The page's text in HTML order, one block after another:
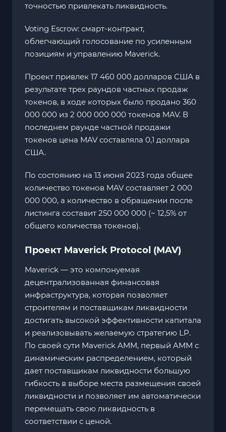
точностью привлекать ликвидность.
Voting Escrow: смарт-контракт,
облегчающий голосование по усиленным
позициям и управлению Maverick.
Проект привлек 17 460 000 долларов США в
результате трех раундов частных продаж
токенов, в ходе которых было продано 360
000 000 из 2 000 000 000 токенов MAV. В
последнем раунде частной продажи
токенов цена MAV составляла 0,1 доллара
США.
По состоянию на 13 июня 2023 года общее
количество токенов MAV составляет 2 000
000 000, а количество в обращении после
листинга составит 250 000 000 (~ 12,5% от
общего количества токенов).
Проект Maverick Protocol (MAV)
Maverick — это компонуемая
децентрализованная финансовая
инфраструктура, которая позволяет
строителям и поставщикам ликвидности
достигать высокой эффективности капитала
и реализовывать желаемую стратегию LP.
По своей сути Maverick AMM, первый AMM с
динамическим распределением, который
дает поставщикам ликвидности большую
гибкость в выборе места размещения своей
ликвидности и позволяет им автоматически
перемещать свою ликвидность в
соответствии с ценой.